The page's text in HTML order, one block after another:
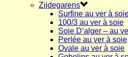
Zijdegarens
Surfine au ver à
100/3 au ver à soie
Soie D’alger – au
Perlée au ver à soie
Ovale au ver à soie